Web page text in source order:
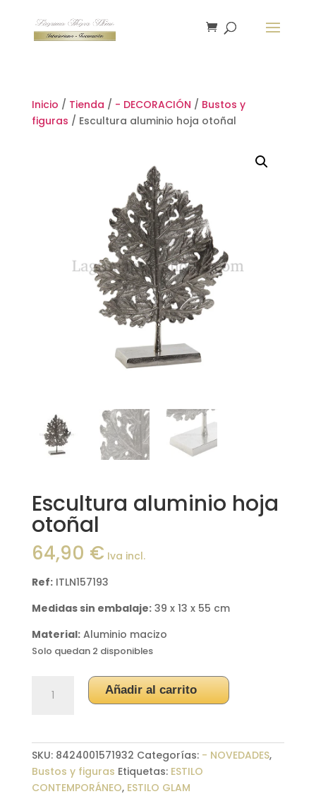
Inicio / Tienda / - DECORACIÓN / Bustos y
figuras / Escultura aluminio hoja otoñal
Escultura aluminio hoja
otoñal
64,90 € Iva incl.
Ref:ITLN157193
Medidas sin embalaje:39 x 13 x 55 cm
Material:Aluminio macizo
Solo quedan 2 disponibles
aluminio
cantidad
Añadir al carrito
SKU: 8424001571932 Categorías: - NOVEDADES,
Bustos y figuras Etiquetas: ESTILO
CONTEMPORÁNEO, ESTILO GLAM